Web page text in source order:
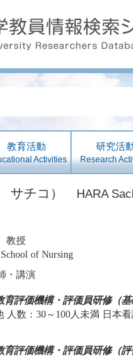
教育活動
Activities
研究活
Research
サチコ） HARA
教授
of Nursing
・講演
育評価機構・評価員研修（基
人数：30～100人未満 日本
育評価機構・評価員研修（評